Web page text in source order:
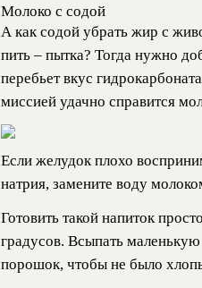
Молоко с содой
А как содой убрать жир с
пить – пытка? Тогда нужно
перебьет вкус
миссией удачно справится
Если желудок плохо
натрия, замените воду
Готовить такой напиток
градусов. Всыпать
порошок, чтобы не было